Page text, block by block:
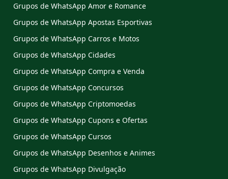
Grupos de WhatsApp Amor e Romance
Grupos de WhatsApp Apostas Esportivas
Grupos de WhatsApp Carros e Motos
Grupos de WhatsApp Cidades
Grupos de WhatsApp Compra e Venda
Grupos de WhatsApp Concursos
Grupos de WhatsApp Criptomoedas
Grupos de WhatsApp Cupons e Ofertas
Grupos de WhatsApp Cursos
Grupos de WhatsApp Desenhos e Animes
Grupos de WhatsApp Divulgação